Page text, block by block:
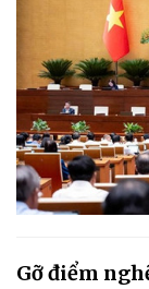
Gỡ điểm